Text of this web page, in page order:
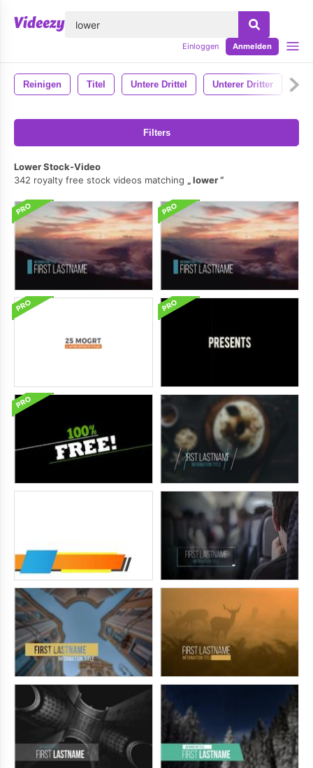
Einloggen Anmelden
Reinigen Titel Untere Drittel Unterer Dritter
Filters
Lower Stock-Video
342 royalty free stock videos matching
lower